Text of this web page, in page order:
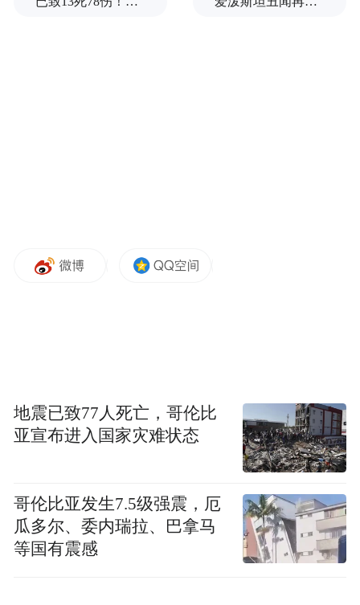
地震已致77人死亡，哥伦比
亚宣布进入国家灾难状态
哥伦比亚发生7.5级强震，厄
瓜多尔、委内瑞拉、巴拿马
等国有震感